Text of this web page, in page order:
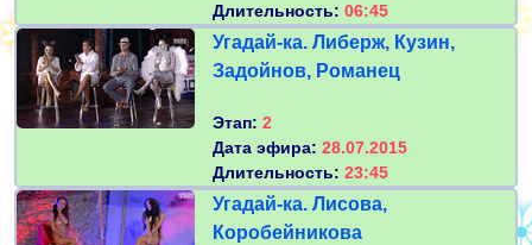
Длительность: 06:45
Угадай-ка. Либерж, Кузин,
Задойнов, Романец
Этап: 2
Дата эфира: 28.07.2015
Длительность: 23:45
Угадай-ка. Лисова,
Коробейникова